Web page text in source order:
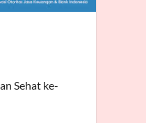
Sehat ke-